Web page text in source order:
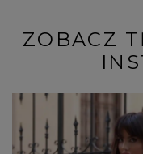
ZOBACZ